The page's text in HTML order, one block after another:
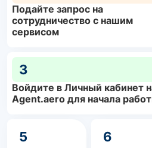
Подайте запрос на
сотрудничество с нашим
сервисом
3
Войдите в Личный кабинет
Agent.aero для начала
5 6